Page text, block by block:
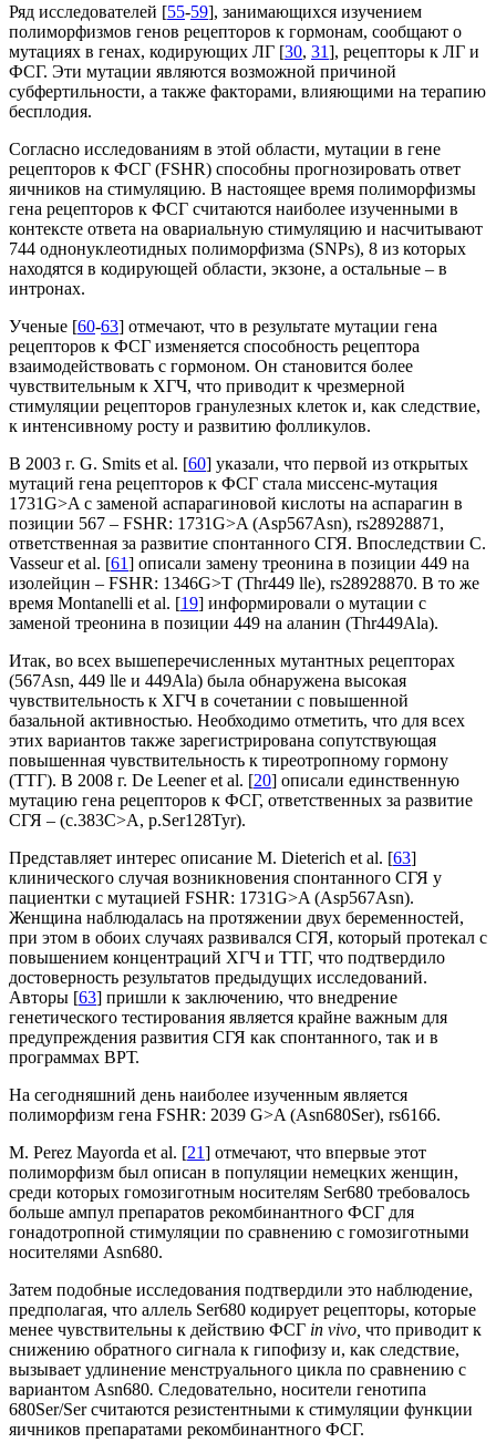
Ряд исследователей [55-59], занимающихся изучением
полиморфизмов генов рецепторов к гормонам, сообщают о
мутациях в генах, кодирующих ЛГ [30, 31], рецепторы к ЛГ и
ФСГ. Эти мутации являются возможной причиной
субфертильности, а также факторами, влияющими на терапию
бесплодия.
Согласно исследованиям в этой области, мутации в гене
рецепторов к ФСГ (FSHR) способны прогнозировать ответ
яичников на стимуляцию. В настоящее время полиморфизмы
гена рецепторов к ФСГ считаются наиболее изученными в
контексте ответа на овариальную стимуляцию и насчитывают
744 однонуклеотидных полиморфизма (SNPs), 8 из которых
находятся в кодирующей области, экзоне, а остальные – в
интронах.
Ученые [60-63] отмечают, что в результате мутации гена
рецепторов к ФСГ изменяется способность рецептора
взаимодействовать с гормоном. Он становится более
чувствитель­ным к ХГЧ, что приводит к чрезмерной
стимуляции рецепторов гранулезных клеток и, как следствие,
к интенсивному росту и развитию фолликулов.
В 2003 г. G. Smits et al. [60] указали, что первой из открытых
мутаций гена рецепторов к ФСГ стала миссенс-мутация
1731G>A с заменой аспарагиновой кислоты на аспарагин в
позиции 567 – FSHR: 1731G>A (Asp567Asn), rs28928871,
ответственная за развитие спонтанного СГЯ. Впоследствии C.
Vasseur et al. [61] описали замену треонина в позиции 449 на
изолейцин – FSHR: 1346G>T (Thr449 lle), rs28928870. В то же
время Montanelli et al. [19] информировали о мутации с
заменой треонина в позиции 449 на аланин (Thr449Ala).
Итак, во всех вышеперечисленных мутантных рецепторах
(567Asn, 449 llе и 449Аla) была обнаружена высокая
чувствительность к ХГЧ в сочетании с повышенной
базальной активностью. Необходимо отметить, что для всех
этих вариантов также зарегистрирована сопутствующая
повышенная чувствительность к тиреотропному гормону
(ТТГ). В 2008 г. De Leener et al. [20] описали единственную
мутацию гена рецепторов к ФСГ, ответственных за развитие
СГЯ – (c.383C>A, p.Ser128Tyr).
Представляет интерес описание М. Dieterich et al. [63]
клинического случая возникновения спонтанного СГЯ у
пациентки с мутацией FSHR: 1731G>A (Asp567Asn).
Женщина наблюдалась на протяжении двух беременностей,
при этом в обоих случаях развивался СГЯ, который протекал с
повышением концентраций ХГЧ и ТТГ, что подтвердило
достоверность результатов предыдущих исследований.
Авторы [63] пришли к заключению, что внедрение
генетического тести­рования является крайне важным для
предупреждения развития СГЯ как спонтанного, так и в
программах ВРТ.
На сегодняшний день наиболее изученным явля­ется
полиморфизм гена FSHR: 2039 G>A (Asn680Ser), rs6166.
М. Perez Mayorda et al. [21] отмечают, что впервые этот
полиморфизм был описан в популяции немецких женщин,
среди которых гомозиготным носителям Ser680 требовалось
боль­ше ампул препаратов рекомбинантного ФСГ для
гонадотропной стимуляции по сравнению с гомо­зиготными
носителями Asn680.
Затем подобные исследования подтвердили это наблюдение,
предполагая, что аллель Ser680 кодирует рецепторы, кото­рые
менее чувствительны к действию ФСГ in vivo, что приводит к
снижению обратного сигнала к гипофи­зу и, как следствие,
вызывает удлинение менстру­ального цикла по сравнению с
вариантом Asn680. Следовательно, носители генотипа
680Ser/Ser счи­таются резистентными к стимуляции функции
яичников препаратами рекомбинантного ФСГ.